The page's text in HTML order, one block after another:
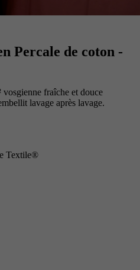
Percale de coton -
fraîche et douce
lavage après lavage.